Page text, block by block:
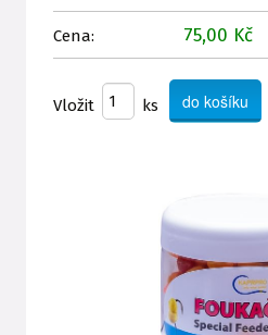
Cena: 75,00 Kč
Vložit ks